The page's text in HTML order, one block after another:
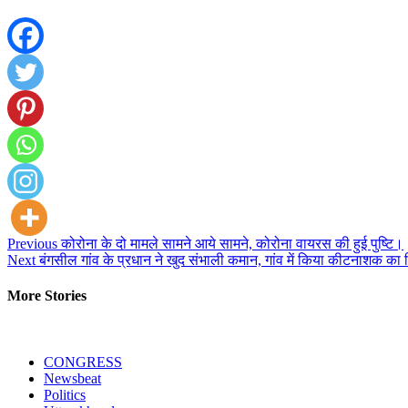
Continue
Reading
Previousकोरोना के दो मामले सामने आये सामने, कोरोना वायरस की हुई पुष्टि।
Nextबंगसील गांव के प्रधान ने खुद संभाली कमान, गांव में किया कीटनाशक का
More Stories
CONGRESS
Newsbeat
Politics